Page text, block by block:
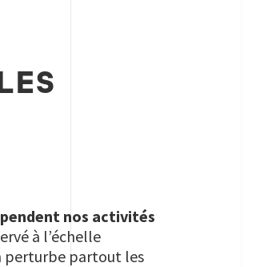
nos activités
à l’échelle
perturbe partout les